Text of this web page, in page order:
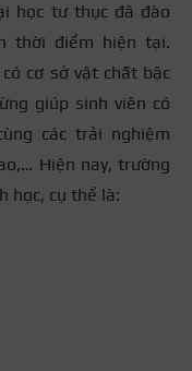
học tư thục đã đào
thời điểm hiện tại.
cơ sở vật chất bậc
giúp sinh viên có
các trải nghiệm
Hiện nay, trường
học, cụ thể là: